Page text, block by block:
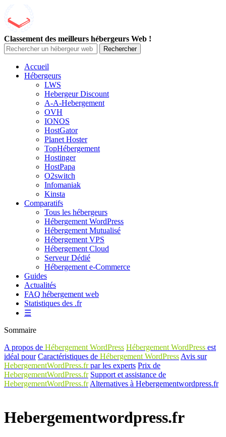
Classement des meilleurs hébergeurs Web !
Rechercher
Accueil
Hébergeurs
LWS
Hebergeur Discount
A-A-Hebergement
OVH
IONOS
HostGator
Planet Hoster
TopHébergement
Hostinger
HostPapa
O2switch
Infomaniak
Kinsta
Comparatifs
Tous les hébergeurs
Hébergement WordPress
Hébergement Mutualisé
Hébergement VPS
Hébergement Cloud
Serveur Dédié
Hébergement e-Commerce
Guides
Actualités
FAQ hébergement web
Statistiques des .fr
☰
Sommaire
A propos de Hébergement WordPress Hébergement WordPress est
idéal pour Caractéristiques de Hébergement WordPress Avis sur
HebergementWordPress.frpar les experts Prix de
HebergementWordPress.fr Support et assistance de
HebergementWordPress.fr Alternatives à Hebergementwordpress.fr
Hebergementwordpress.fr